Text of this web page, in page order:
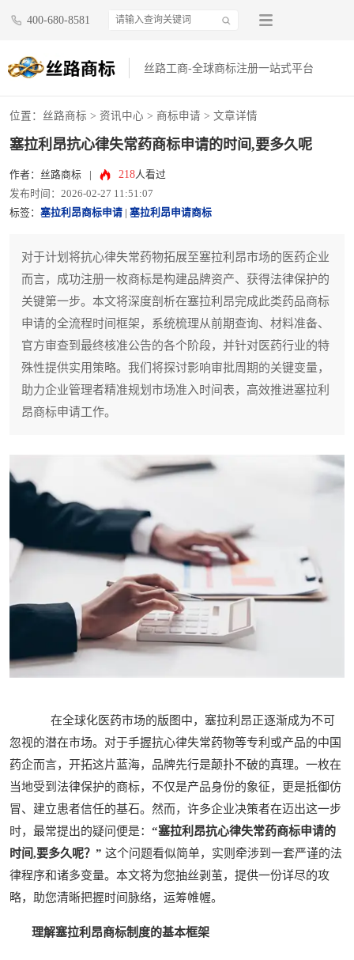
400-680-8581
丝路工商-全球商标注册一站式平台
位置： 丝路商标 > 资讯中心 > 商标申请 > 文章详情
塞拉利昂抗心律失常药商标申请的时间,要多久呢
作者：丝路商标 218人看过
发布时间：2026-02-27 11:51:07
标签： 塞拉利昂商标申请 塞拉利昂申请商标
对于计划将抗心律失常药物拓展至塞拉利昂市场的医药企业
而言，成功注册一枚商标是构建品牌资产、获得法律保护的
关键第一步。本文将深度剖析在塞拉利昂完成此类药品商标
申请的全流程时间框架，系统梳理从前期查询、材料准备、
官方审查到最终核准公告的各个阶段，并针对医药行业的特
殊性提供实用策略。我们将探讨影响审批周期的关键变量，
助力企业管理者精准规划市场准入时间表，高效推进塞拉利
昂商标申请工作。
在全球化医药市场的版图中，塞拉利昂正逐渐成为不可
忽视的潜在市场。对于手握抗心律失常药物等专利或产品的中国
药企而言，开拓这片蓝海，品牌先行是颠扑不破的真理。一枚在
当地受到法律保护的商标，不仅是产品身份的象征，更是抵御仿
冒、建立患者信任的基石。然而，许多企业决策者在迈出这一步
时，最常提出的疑问便是： “塞拉利昂抗心律失常药商标申请的
时间,要多久呢？” 这个问题看似简单，实则牵涉到一套严谨的法
律程序和诸多变量。本文将为您抽丝剥茧，提供一份详尽的攻
略，助您清晰把握时间脉络，运筹帷幄。
理解塞拉利昂商标制度的基本框架